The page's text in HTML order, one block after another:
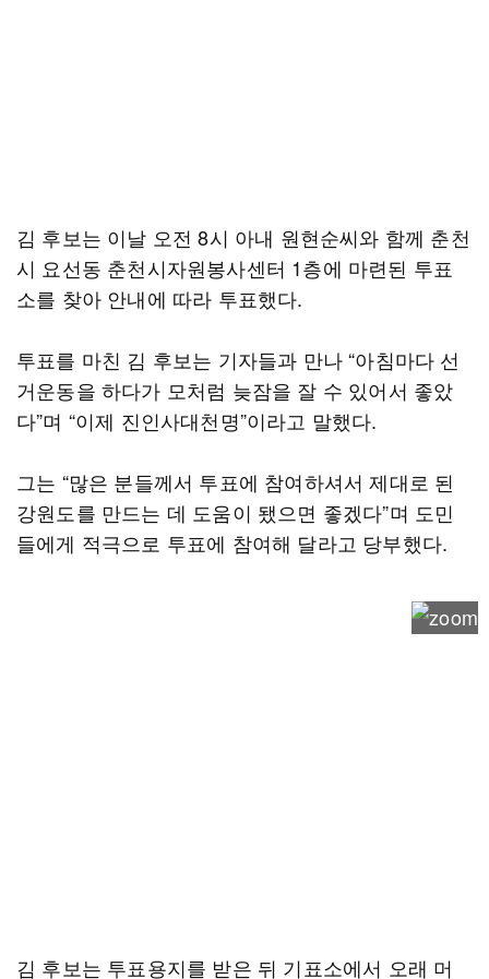
김 후보는 이날 오전 8시 아내 원현순씨와 함께 춘천
시 요선동 춘천시자원봉사센터 1층에 마련된 투표
소를 찾아 안내에 따라 투표했다.
투표를 마친 김 후보는 기자들과 만나 “아침마다 선
거운동을 하다가 모처럼 늦잠을 잘 수 있어서 좋았
다”며 “이제 진인사대천명”이라고 말했다.
그는 “많은 분들께서 투표에 참여하셔서 제대로 된
강원도를 만드는 데 도움이 됐으면 좋겠다”며 도민
들에게 적극으로 투표에 참여해 달라고 당부했다.
김 후보는 투표용지를 받은 뒤 기표소에서 오래 머